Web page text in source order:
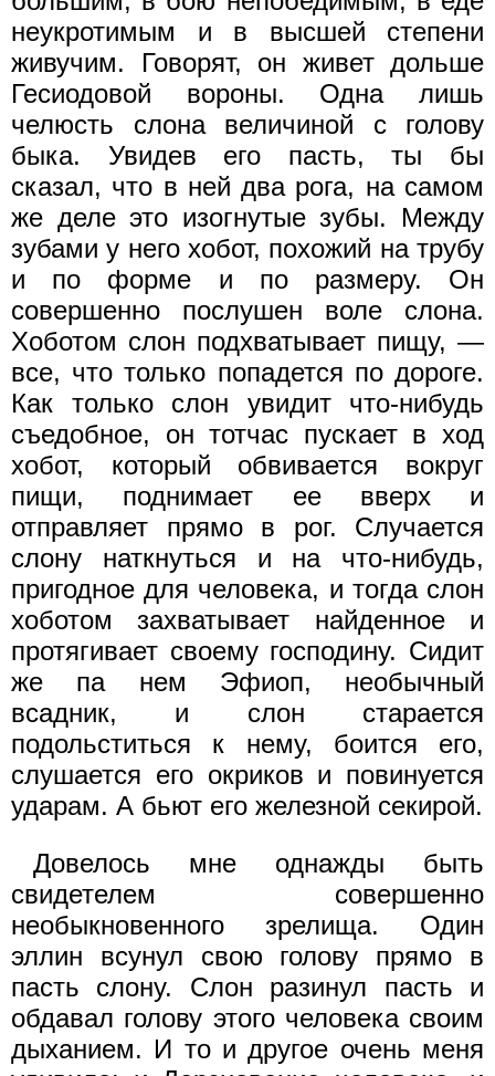
неукротимым и в высшей степени
живучим. Говорят, он живет дольше
Гесиодовой вороны. Одна лишь
челюсть слона величиной с голову
быка. Увидев его пасть, ты бы
сказал, что в ней два рога, на самом
же деле это изогнутые зубы. Между
зубами у него хобот, похожий на трубу
и по форме и по размеру. Он
совершенно послушен воле слона.
Хоботом слон подхватывает пищу, —
все, что только попадется по дороге.
Как только слон увидит что-нибудь
съедобное, он тотчас пускает в ход
хобот, который обвивается вокруг
пищи, поднимает ее вверх и
отправляет прямо в рог. Случается
слону наткнуться и на что-нибудь,
пригодное для человека, и тогда слон
хоботом захватывает найденное и
протягивает своему господину. Сидит
же па нем Эфиоп, необычный
всадник, и слон старается
подольститься к нему, боится его,
слушается его окриков и повинуется
ударам. А бьют его железной секирой.
Довелось мне однажды быть
свидетелем совершенно
необыкновенного зрелища. Один
эллин всунул свою голову прямо в
пасть слону. Слон разинул пасть и
обдавал голову этого человека своим
дыханием. И то и другое очень меня